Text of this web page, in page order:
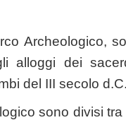
Archeologico,
alloggi dei
del III secolo
sono divisi tra